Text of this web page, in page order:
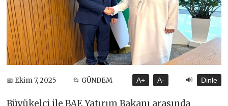
📅 Ekim 7, 2025 📂 GÜNDEM A+ A- 🔊 Dinle
Büyükelçi ile BAE Yatırım Bakanı arasında